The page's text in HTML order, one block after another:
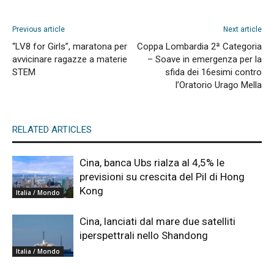
Previous article
“LV8 for Girls”, maratona per
avvicinare ragazze a materie
STEM
Next article
Coppa Lombardia 2ª Categoria
– Soave in emergenza per la
sfida dei 16esimi contro
l’Oratorio Urago Mella
RELATED ARTICLES
Italia / Mondo
Cina, banca Ubs rialza al 4,5% le
previsioni su crescita del Pil di Hong
Kong
Italia / Mondo
Cina, lanciati dal mare due satelliti
iperspettrali nello Shandong